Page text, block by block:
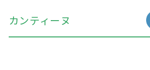
トを購入い
き、現地に
おります。
カンティーヌ